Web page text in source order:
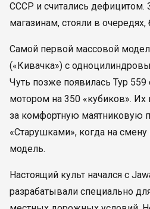
СССР и считались дефицитом.
магазинам, стояли в очередях,
Самой первой массовой
(«Кивачка») с
Чуть позже появилась Typ
мотором на 350 «кубиков». Их
за комфортную маятниковую
«Старушками», когда на
модель.
Настоящий культ начался с
разрабатывали специально